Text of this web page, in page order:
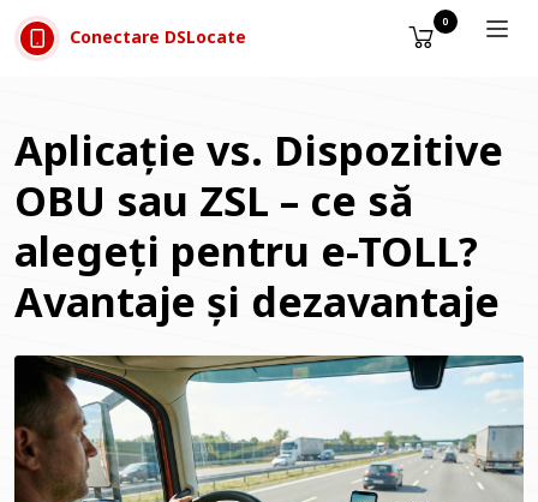
Sari la conținut
Conectare DSLocate
0
Aplicație vs. Dispozitive
OBU sau ZSL – ce să
alegeți pentru e-TOLL?
Avantaje și dezavantaje